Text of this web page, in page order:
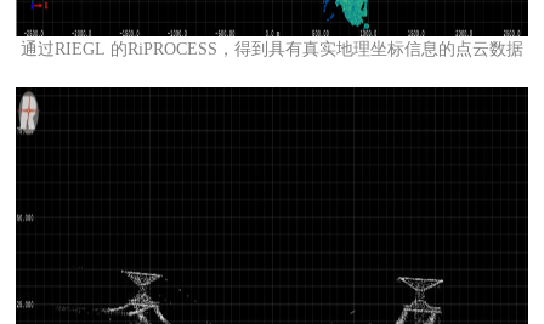
通过RIEGL 的RiPROCESS，得到具有真实地理坐标信息的点云数据